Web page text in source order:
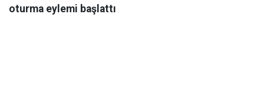
oturma eylemi başlattı